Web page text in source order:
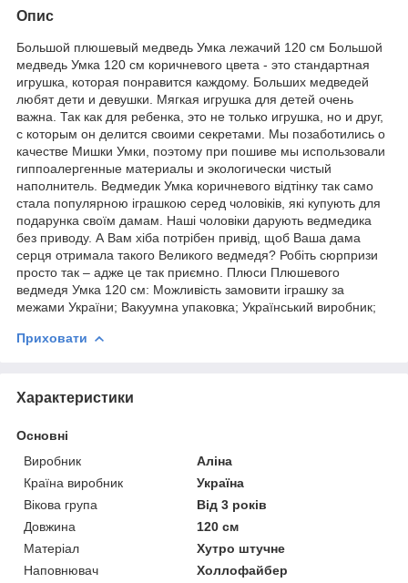
Опис
Большой плюшевый медведь Умка лежачий 120 см Большой
медведь Умка 120 см коричневого цвета - это стандартная
игрушка, которая понравится каждому. Больших медведей
любят дети и девушки. Мягкая игрушка для детей очень
важна. Так как для ребенка, это не только игрушка, но и друг,
с которым он делится своими секретами. Мы позаботились о
качестве Мишки Умки, поэтому при пошиве мы использовали
гиппоалергенные материалы и экологически чистый
наполнитель. Ведмедик Умка коричневого відтінку так само
стала популярною іграшкою серед чоловіків, які купують для
подарунка своїм дамам. Наші чоловіки дарують ведмедика
без приводу. А Вам хіба потрібен привід, щоб Ваша дама
серця отримала такого Великого ведмедя? Робіть сюрпризи
просто так – адже це так приємно. Плюси Плюшевого
ведмедя Умка 120 см: Можливість замовити іграшку за
межами України; Вакуумна упаковка; Український виробник;
Приховати
Характеристики
Основні
Виробник
Аліна
Країна виробник
Україна
Вікова група
Від 3 років
Довжина
120 см
Матеріал
Хутро штучне
Наповнювач
Холлофайбер